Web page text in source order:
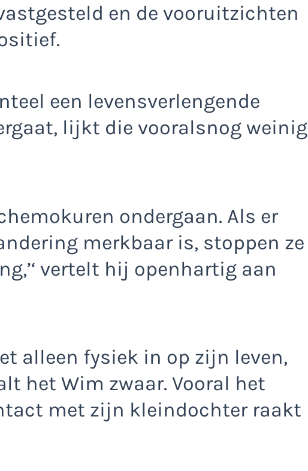
en de vooruitzichten
een levensverlengende
lijkt die vooralsnog weinig
ondergaan. Als er
merkbaar is, stoppen ze
vertelt hij openhartig aan
alleen fysiek in op zijn leven,
het Wim zwaar. Vooral het
met zijn kleindochter raakt